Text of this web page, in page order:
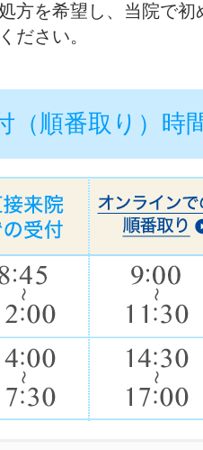
方を希望し、当院で初
ださい。
（順番取り）時